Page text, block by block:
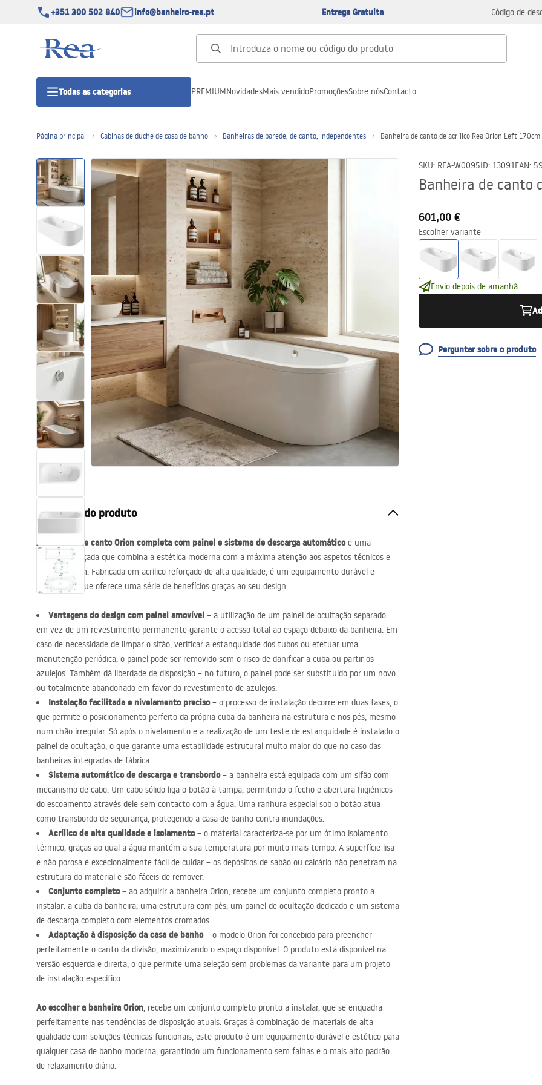
+351 300 502 840 info@banheiro-rea.pt Entrega Gratuita Código de
Todas as categorias
outras
Portas de duche
Bases de duche de casa de banho
Sumidouros de duche
Sanitas, lavatórios
Lava-louças e lavatórios de casa
de banho
Cabinas de duche de casa de
banho
Misturadores de casa de banho
Chuveiros de casa de banho
Cozinha
Acessórios de casa de banho,
acessórios de casa de banho
PREMIUMNovidadesMais vendidoPromoçõesSobre nósContacto
Página principal Cabinas de duche de casa de banho Banheiras de parede, de canto, independentes Banheira de canto de acrílico Rea Orion Left 170cm
SKU: REA-W0095ID: 13091EAN:
Banheira de canto
601,00 €
Escolher variante
Envio depois de amanhã.
Perguntar sobre o produto
Descrição do produto
A banheira de canto Orion completa com painel e sistema de descarga automáticoé uma
solução avançada que combina a estética moderna com a máxima atenção aos aspetos técnicos e
de montagem. Fabricada em acrílico reforçado de alta qualidade, é um equipamento durável e
confortável que oferece uma série de benefícios graças ao seu design.
Vantagens do design com painel amovível – a utilização de um painel de ocultação separado
em vez de um revestimento permanente garante o acesso total ao espaço debaixo da banheira. Em
caso de necessidade de limpar o sifão, verificar a estanquidade dos tubos ou efetuar uma
manutenção periódica, o painel pode ser removido sem o risco de danificar a cuba ou partir os
azulejos. Também dá liberdade de disposição – no futuro, o painel pode ser substituído por um novo
ou totalmente abandonado em favor do revestimento de azulejos.
Instalação facilitada e nivelamento preciso– o processo de instalação decorre em duas fases, o
que permite o posicionamento perfeito da própria cuba da banheira na estrutura e nos pés, mesmo
num chão irregular. Só após o nivelamento e a realização de um teste de estanquidade é instalado o
painel de ocultação, o que garante uma estabilidade estrutural muito maior do que no caso das
banheiras integradas de fábrica.
Sistema automático de descarga e transbordo– a banheira está equipada com um sifão com
mecanismo de cabo. Um cabo sólido liga o botão à tampa, permitindo o fecho e abertura higiénicos
do escoamento através dele sem contacto com a água. Uma ranhura especial sob o botão atua
como transbordo de segurança, protegendo a casa de banho contra inundações.
Acrílico de alta qualidade e isolamento– o material caracteriza-se por um ótimo isolamento
térmico, graças ao qual a água mantém a sua temperatura por muito mais tempo. A superfície lisa
e não porosa é excecionalmente fácil de cuidar – os depósitos de sabão ou calcário não penetram na
estrutura do material e são fáceis de remover.
Conjunto completo– ao adquirir a banheira Orion, recebe um conjunto completo pronto a
instalar: a cuba da banheira, uma estrutura com pés, um painel de ocultação dedicado e um sistema
de descarga completo com elementos cromados.
Adaptação à disposição da casa de banho– o modelo Orion foi concebido para preencher
perfeitamente o canto da divisão, maximizando o espaço disponível. O produto está disponível na
versão esquerda e direita, o que permite uma seleção sem problemas da variante para um projeto
de instalação específico.
Ao escolher a banheira Orion, recebe um conjunto completo pronto a instalar, que se enquadra
perfeitamente nas tendências de disposição atuais. Graças à combinação de materiais de alta
qualidade com soluções técnicas funcionais, este produto é um equipamento durável e estético para
qualquer casa de banho moderna, garantindo um funcionamento sem falhas e o mais alto padrão
de relaxamento diário.